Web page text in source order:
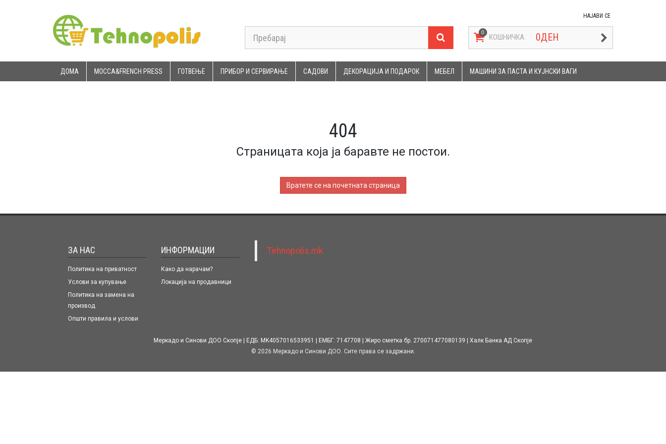
НАЈАВИ СЕ
КОШНИЧКА: 0ДЕН
ДОМА MOCCA&FRENCH PRESS ГОТВЕЊЕ ПРИБОР И СЕРВИРАЊЕ САДОВИ ДЕКОРАЦИЈА И ПОДАРОК МЕБЕЛ МАШИНИ ЗА ПАСТА И КУЈНСКИ ВАГИ
404
Страницата која ја баравте не постои.
Вратете се на почетната страница
ЗА НАС
Политика на приватност
Услови за купување
Политика на замена на
производ
Општи правила и услови
ИНФОРМАЦИИ
Како да нарачам?
Локација на продавници
Tehnopolis.mk
Меркадо и Синови ДОО Скопје ЕДБ: MK4057016533951 ЕМБГ: 7147708 Жиро сметка бр. 270071477080139
Халк Банка АД Скопје
© 2026 Меркадо и Синови ДОО. Сите права се задржани.